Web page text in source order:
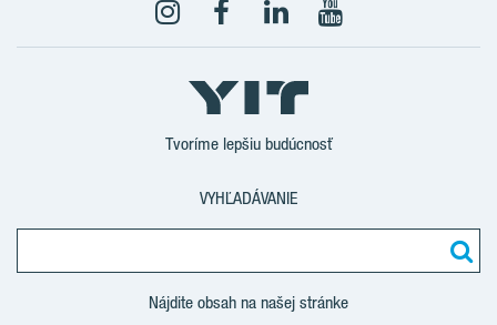
YouTube
Tvoríme lepšiu budúcnosť
VYHĽADÁVANIE
Nájdite obsah na našej stránke